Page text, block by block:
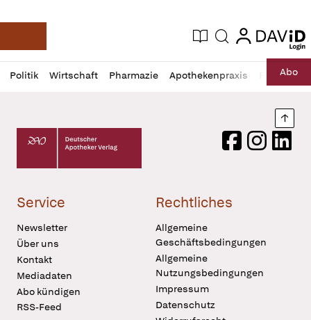
Deutsche Apotheker Zeitung
Aktuelle Ausgabe
Suche login
login
Politik Wirtschaft Pharmazie Apothekenpraxis RechtAbo
Profil
öffnen
Daz
Pur
Deutscher Apotheker Verlag Logo
FacebookInstagram
Service
Newsletter
Über uns
Kontakt
Mediadaten
Abo kündigen
RSS-Feed
Rechtliches
Allgemeine
Geschäftsbedingungen
Allgemeine
Nutzungsbedingungen
Impressum
Datenschutz